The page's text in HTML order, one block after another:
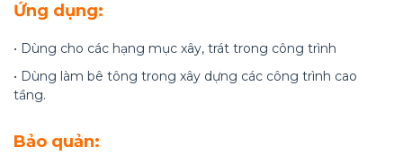
Ứng dụng:
• Dùng cho các hạng mục xây, trát trong công trình
• Dùng làm bê tông trong xây dựng các công trình cao
tầng.
Bảo quản: